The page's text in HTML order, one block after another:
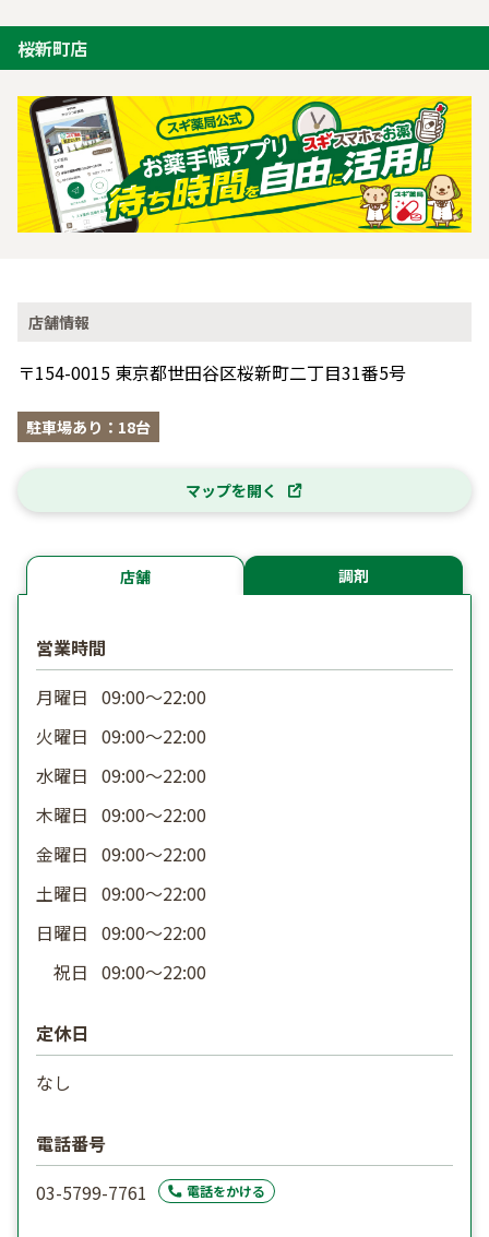
桜新町店
店舗情報
〒154-0015 東京都世田谷区桜新町二丁目31番5号
駐車場あり：18台
マップを開く
店舗 調剤
営業時間
月曜日 09:00〜22:00
火曜日 09:00〜22:00
水曜日 09:00〜22:00
木曜日 09:00〜22:00
金曜日 09:00〜22:00
土曜日 09:00〜22:00
日曜日 09:00〜22:00
祝日 09:00〜22:00
定休日
なし
電話番号
03-5799-7761
電話をかける